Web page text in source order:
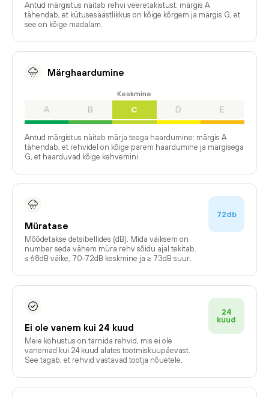
Antud märgistus näitab rehvi veeretakistust: märgis A
tähendab, et kütusesäästlikkus on kõige kõrgem ja märgis G, et
see on kõige madalam.
Märghaardumine
A B
Keskmine
C D E
Antud märgistus näitab märja teega haardumine: märgis A
tähendab, et rehvidel on kõige parem haardumine ja märgisega
G, et haarduvad kõige kehvemini.
Müratase
Mõõdetakse detsibellides (dB). Mida väiksem on
number seda vähem müra rehv sõidu ajal tekitab.
≤ 68dB väike, 70-72dB keskmine ja ≥ 73dB suur.
72db
Ei ole vanem kui 24 kuud
Meie kohustus on tarnida rehvid, mis ei ole
vanemad kui 24 kuud alates tootmiskuupäevast.
See tagab, et rehvid vastavad tootja nõuetele.
24
kuud